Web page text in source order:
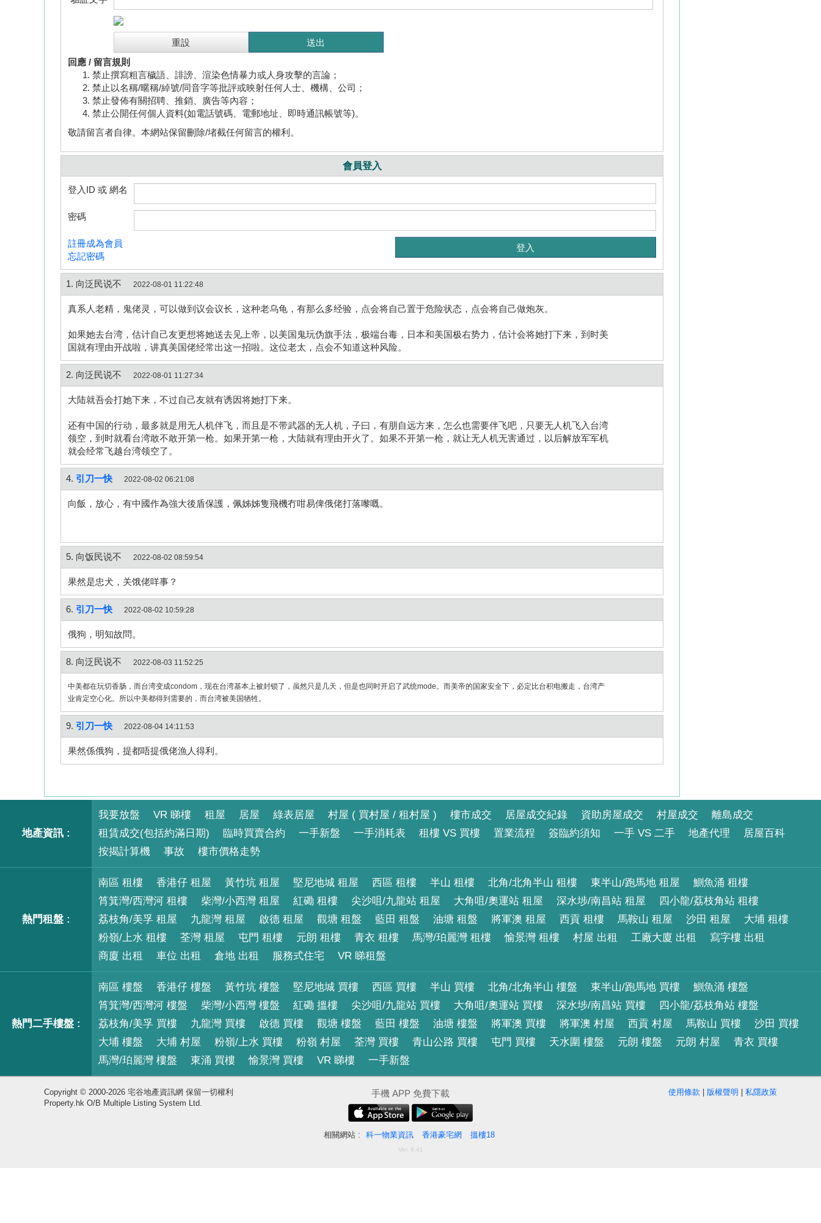
回應 / 留言規則
禁止撰寫粗言穢語、誹謗、渲染色情暴力或人身攻擊的言論；
禁止以名稱/暱稱/綽號/同音字等批評或映射任何人士、機構、公司；
禁止發佈有關招聘、推銷、廣告等內容；
禁止公開任何個人資料(如電話號碼、電郵地址、即時通訊帳號等)。
敬請留言者自律。本網站保留刪除/堵截任何留言的權利。
會員登入
登入ID 或 網名
密碼
註冊成為會員
忘記密碼
1. 向泛民说不 2022-08-01 11:22:48
真系人老精，鬼佬灵，可以做到议会议长，这种老乌龟，有那么多经验，点会将自己置于危险状态，点会将自己做炮灰。
如果她去台湾，估计自己友更想将她送去见上帝，以美国鬼玩伪旗手法，极端台毒，日本和美国极右势力，估计会将她打下来，到时美
国就有理由开战啦，讲真美国佬经常出这一招啦。这位老太，点会不知道这种风险。
2. 向泛民说不 2022-08-01 11:27:34
大陆就吾会打她下来，不过自己友就有诱因将她打下来。
还有中国的行动，最多就是用无人机伴飞，而且是不带武器的无人机，子曰，有朋自远方来，怎么也需要伴飞吧，只要无人机飞入台湾
领空，到时就看台湾敢不敢开第一枪。如果开第一枪，大陆就有理由开火了。如果不开第一枪，就让无人机无害通过，以后解放军军机
就会经常飞越台湾领空了。
4. 引刀一快 2022-08-02 06:21:08
向飯，放心，有中國作為強大後盾保護，佩姊姊隻飛機冇咁易俾俄佬打落嚟嘅。
5. 向饭民说不 2022-08-02 08:59:54
果然是忠犬，关饿佬咩事？
6. 引刀一快 2022-08-02 10:59:28
俄狗，明知故問。
8. 向泛民说不 2022-08-03 11:52:25
中美都在玩切香肠，而台湾变成condom，现在台湾基本上被封锁了，虽然只是几天，但是也同时开启了武统mode。而美帝的国家安全下，必定比台积电搬走，台湾产
业肯定空心化。所以中美都得到需要的，而台湾被美国牺牲。
9. 引刀一快 2022-08-04 14:11:53
果然係俄狗，提都唔提俄佬漁人得利。
地產資訊 :
我要放盤 VR 睇樓 租屋 居屋 綠表居屋 村屋 ( 買村屋 / 租村屋 ) 樓市成交 居屋成交紀錄 資助房屋成交 村屋成交
離島成交
租賃成交(包括約滿日期)
臨時買賣合約 一手新盤 一手消耗表 租樓 VS 買樓 置業流程 簽臨約須知 一手 VS 二手 地產代理
居屋百科
按揭計算機
事故 樓市價格走勢
熱門租盤 :
南區 租樓 香港仔 租屋 黃竹坑 租屋 堅尼地城 租屋 西區 租樓 半山 租樓 北角/北角半山 租樓 東半山/跑馬地 租屋
鰂魚涌 租樓
筲箕灣/西灣河 租樓
柴灣/小西灣 租屋 紅磡 租樓 尖沙咀/九龍站 租屋 大角咀/奧運站 租屋 深水埗/南昌站 租屋
四小龍/荔枝角站 租樓
荔枝角/美孚 租屋
九龍灣 租屋 啟德 租屋 觀塘 租盤 藍田 租盤 油塘 租盤 將軍澳 租屋 西貢 租樓 馬鞍山 租屋 沙田 租屋
大埔 租樓
粉嶺/上水 租樓
荃灣 租屋 屯門 租樓 元朗 租樓 青衣 租樓 馬灣/珀麗灣 租樓 愉景灣 租樓 村屋 出租 工廠大廈 出租
寫字樓 出租
商廈 出租
車位 出租 倉地 出租 服務式住宅 VR 睇租盤
熱門二手樓盤 :
南區 樓盤 香港仔 樓盤 黃竹坑 樓盤 堅尼地城 買樓 西區 買樓 半山 買樓 北角/北角半山 樓盤 東半山/跑馬地 買樓
鰂魚涌 樓盤
筲箕灣/西灣河 樓盤
柴灣/小西灣 樓盤 紅磡 搵樓 尖沙咀/九龍站 買樓 大角咀/奧運站 買樓 深水埗/南昌站 買樓
四小龍/荔枝角站 樓盤
荔枝角/美孚 買樓
九龍灣 買樓 啟德 買樓 觀塘 樓盤 藍田 樓盤 油塘 樓盤 將軍澳 買樓 將軍澳 村屋 西貢 村屋 馬鞍山 買樓
沙田 買樓
大埔 樓盤
大埔 村屋 粉嶺/上水 買樓 粉嶺 村屋 荃灣 買樓 青山公路 買樓 屯門 買樓 天水圍 樓盤 元朗 樓盤 元朗 村屋
青衣 買樓
馬灣/珀麗灣 樓盤
東涌 買樓 愉景灣 買樓 VR 睇樓 一手新盤
Copyright © 2000-2026 宅谷地產資訊網 保留一切權利
Property.hk O/B Multiple Listing System Ltd.
手機 APP 免費下載 使用條款 | 版權聲明 | 私隱政策
相關網站 : 科一物業資訊 香港豪宅網 搵樓18
Ver. 9.41